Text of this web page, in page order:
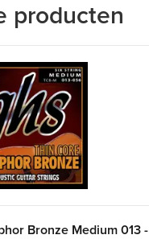
producten
Bronze Medium 013 -